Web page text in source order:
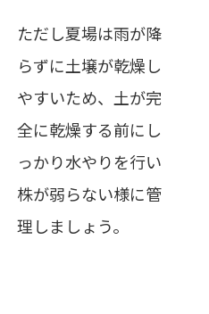
ただし夏場は雨が降
らずに土壌が乾燥し
やすいため、土が完
全に乾燥する前にし
っかり水やりを行い
株が弱らない様に管
理しましょう。